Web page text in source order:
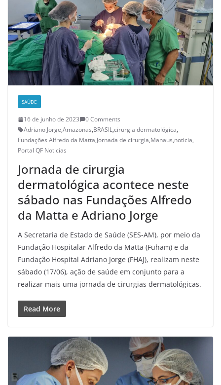
SAÚDE
16 de junho de 2023
0 Comments
Adriano Jorge,Amazonas,BRASIL,cirurgia dermatológica,
Fundações Alfredo da Matta,Jornada de cirurgia,Manaus,noticia,
Portal QF Noticías
Jornada de cirurgia
dermatológica acontece neste
sábado nas Fundações Alfredo
da Matta e Adriano Jorge
A Secretaria de Estado de Saúde (SES-AM), por meio da
Fundação Hospitalar Alfredo da Matta (Fuham) e da
Fundação Hospital Adriano Jorge (FHAJ), realizam neste
sábado (17/06), ação de saúde em conjunto para a
realizar mais uma jornada de cirurgias dermatológicas.
Read More